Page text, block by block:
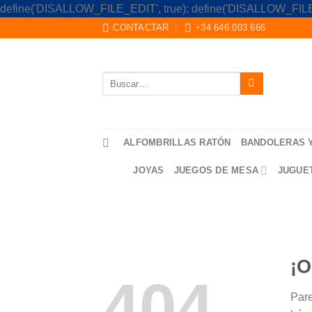
define('DISALLOW_FILE_EDIT', true);
CONTACTAR +34 646 003 666
ALFOMBRILLAS RATÓN BANDOLERAS
JOYAS JUEGOS DE MESA